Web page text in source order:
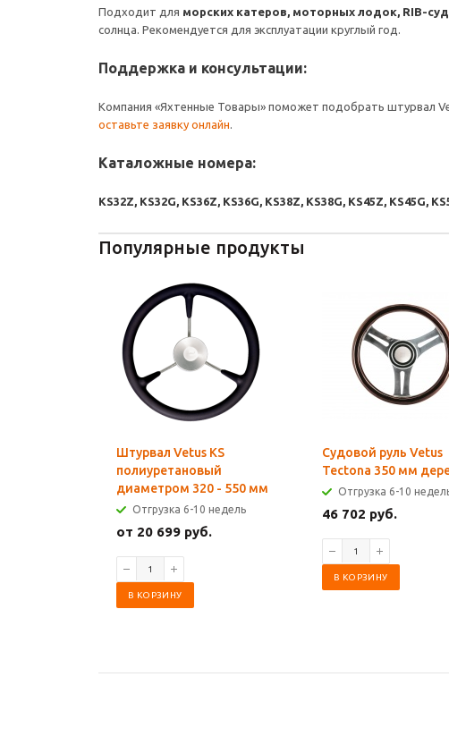
Подходит для морских катеров, моторных лодок, RIB-
солнца. Рекомендуется для эксплуатации круглый год.
Поддержка и консультации:
Компания «Яхтенные Товары» поможет подобрать штурвал
оставьте заявку онлайн.
Каталожные номера:
KS32Z, KS32G, KS36Z, KS36G, KS38Z, KS38G, KS45Z, KS45G,
Популярные продукты
Штурвал Vetus KS
полиуретановый
диаметром 320 - 550 мм
Отгрузка 6-10 недель
от 20 699 руб.
В КОРЗИНУ
Судовой руль Vetus
Tectona 350 мм
Отгрузка 6-10
46 702 руб.
В КОРЗИНУ